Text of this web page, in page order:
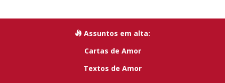
Assuntos em alta:
Cartas de Amor
Textos de Amor